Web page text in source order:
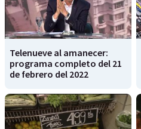
Telenueve al amanecer:
programa completo del 21
de febrero del 2022